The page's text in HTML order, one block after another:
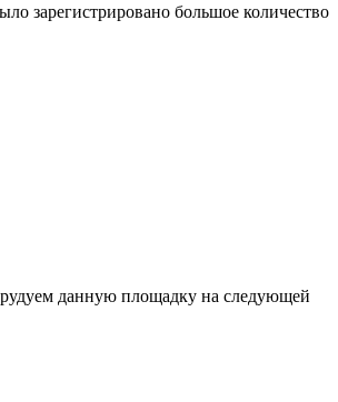
зарегистрировано большое количество
данную площадку на следующей